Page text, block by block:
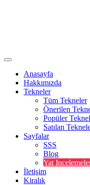
Anasayfa
Hakkımızda
Tekneler
Tüm Tekneler
Önerilen
Popüler
Satılan
Sayfalar
SSS
Blog
Yat
İletişim
Kiralık